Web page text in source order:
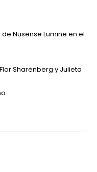
Nusense Lumine en el
Sharenberg y Julieta